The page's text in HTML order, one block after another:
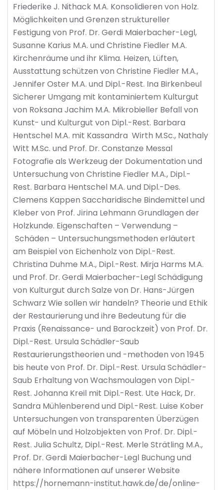
Friederike J. Nithack M.A. Konsolidieren von Holz.
Möglichkeiten und Grenzen struktureller
Festigung von Prof. Dr. Gerdi Maierbacher-Legl,
Susanne Karius M.A. und Christine Fiedler M.A.
Kirchenräume und ihr Klima. Heizen, Lüften,
Ausstattung schützen von Christine Fiedler M.A.,
Jennifer Oster M.A. und Dipl.-Rest. Ina Birkenbeul
Sicherer Umgang mit kontaminiertem Kulturgut
von Roksana Jachim M.A. Mikrobieller Befall von
Kunst- und Kulturgut von Dipl.-Rest. Barbara
Hentschel M.A. mit Kassandra Wirth M.Sc., Nathaly
Witt M.Sc. und Prof. Dr. Constanze Messal
Fotografie als Werkzeug der Dokumentation und
Untersuchung von Christine Fiedler M.A., Dipl.-
Rest. Barbara Hentschel M.A. und Dipl.-Des.
Clemens Kappen Saccharidische Bindemittel und
Kleber von Prof. Jirina Lehmann Grundlagen der
Holzkunde. Eigenschaften – Verwendung –
Schäden – Untersuchungsmethoden erläutert
am Beispiel von Eichenholz von Dipl.-Rest.
Christina Duhme M.A., Dipl.-Rest. Mirja Harms M.A.
und Prof. Dr. Gerdi Maierbacher-Legl Schädigung
von Kulturgut durch Salze von Dr. Hans-Jürgen
Schwarz Wie sollen wir handeln? Theorie und Ethik
der Restaurierung und ihre Bedeutung für die
Praxis (Renaissance- und Barockzeit) von Prof. Dr.
Dipl.-Rest. Ursula Schädler-Saub
Restaurierungstheorien und -methoden von 1945
bis heute von Prof. Dr. Dipl.-Rest. Ursula Schädler-
Saub Erhaltung von Wachsmoulagen von Dipl.-
Rest. Johanna Kreil mit Dipl.-Rest. Ute Hack, Dr.
Sandra Mühlenberend und Dipl.-Rest. Luise Kober
Untersuchungen von transparenten Überzügen
auf Möbeln und Holzobjekten von Prof. Dr. Dipl.-
Rest. Julia Schultz, Dipl.-Rest. Merle Strätling M.A.,
Prof. Dr. Gerdi Maierbacher-Legl Buchung und
nähere Informationen auf unserer Website
https://hornemann-institut.hawk.de/de/online-